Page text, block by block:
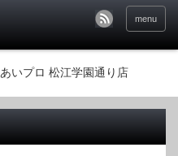
menu
あいプロ 松江学園通り店